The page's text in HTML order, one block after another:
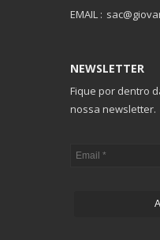
EMAIL :
NEWSLETTER
Fique por dentro
nossa newsletter.